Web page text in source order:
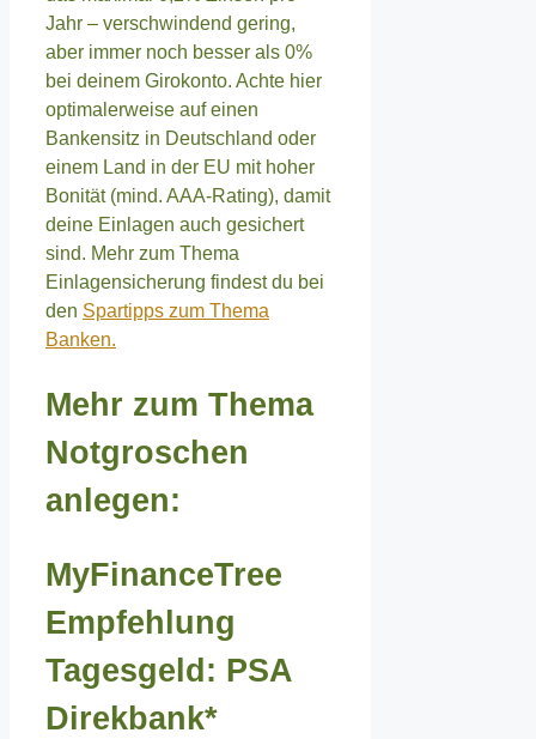
Jahr – verschwindend gering,
aber immer noch besser als 0%
bei deinem Girokonto. Achte hier
optimalerweise auf einen
Bankensitz in Deutschland oder
einem Land in der EU mit hoher
Bonität (mind. AAA-Rating), damit
deine Einlagen auch gesichert
sind. Mehr zum Thema
Einlagensicherung findest du bei
den Spartipps zum Thema
Banken.
Mehr zum Thema
Notgroschen
anlegen:
MyFinanceTree
Empfehlung
Tagesgeld: PSA
Direkbank*